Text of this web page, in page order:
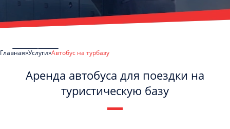
Главная Услуги Автобус на турбазу
Аренда автобуса для поездки на
туристическую базу
Политикой конфиденциальности
ознакомлен(а), даю согласие на